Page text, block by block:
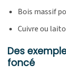
Bois massif
Cuivre ou
Des
foncé